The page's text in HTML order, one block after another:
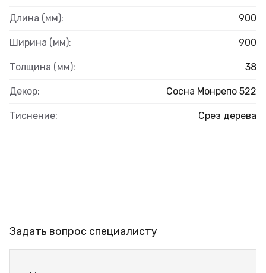
Длина (мм): 900
Ширина (мм): 900
Толщина (мм): 38
Декор: Сосна Монрепо 522
Тиснение: Срез дерева
Задать вопрос специалисту